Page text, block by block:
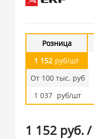
Розница
1 152 руб/шт
От 100 тыс. руб
1 037 руб/шт
1 152 руб./